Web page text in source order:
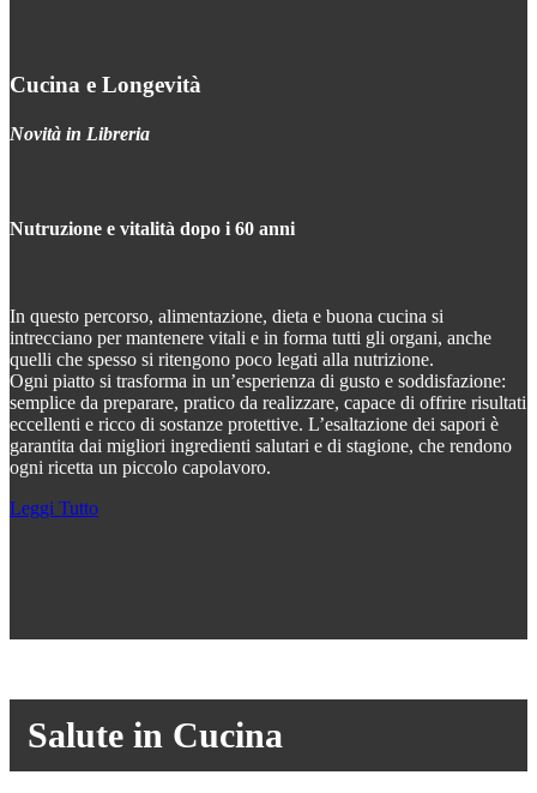
Cucina e Longevità
Novità in Libreria
Nutruzione e vitalità dopo i 60 anni
In questo percorso, alimentazione, dieta e buona cucina si
intrecciano per mantenere vitali e in forma tutti gli organi, anche
quelli che spesso si ritengono poco legati alla nutrizione.
Ogni piatto si trasforma in un’esperienza di gusto e soddisfazione:
semplice da preparare, pratico da realizzare, capace di offrire risultati
eccellenti e ricco di sostanze protettive. L’esaltazione dei sapori è
garantita dai migliori ingredienti salutari e di stagione, che rendono
ogni ricetta un piccolo capolavoro.
Leggi Tutto
Salute in Cucina